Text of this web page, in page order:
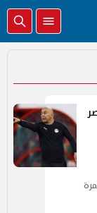
منتخبًا للمرة